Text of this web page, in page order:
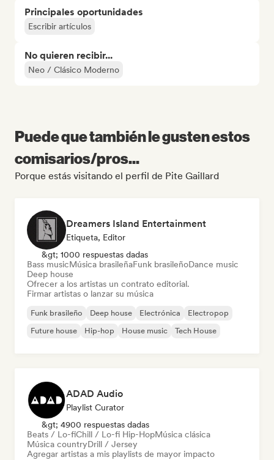
Principales oportunidades
Escribir artículos
No quieren recibir...
Neo / Clásico Moderno
Puede que también le gusten estos
comisarios/pros...
Porque estás visitando el perfil de Pite Gaillard
Dreamers Island Entertainment
Etiqueta, Editor
&gt; 1000 respuestas dadas
Bass musicMúsica brasileñaFunk brasileñoDance music
Deep house
Ofrecer a los artistas un contrato editorial.
Firmar artistas o lanzar su música
Funk brasileño Deep house Electrónica
Electropop
Future house
Hip-hop House music Tech House
ADAD Audio
Playlist Curator
&gt; 4900 respuestas dadas
Beats / Lo-fiChill / Lo-fi Hip-HopMúsica clásica
Música countryDrill / Jersey
Agregar artistas a mis playlists de mayor impacto